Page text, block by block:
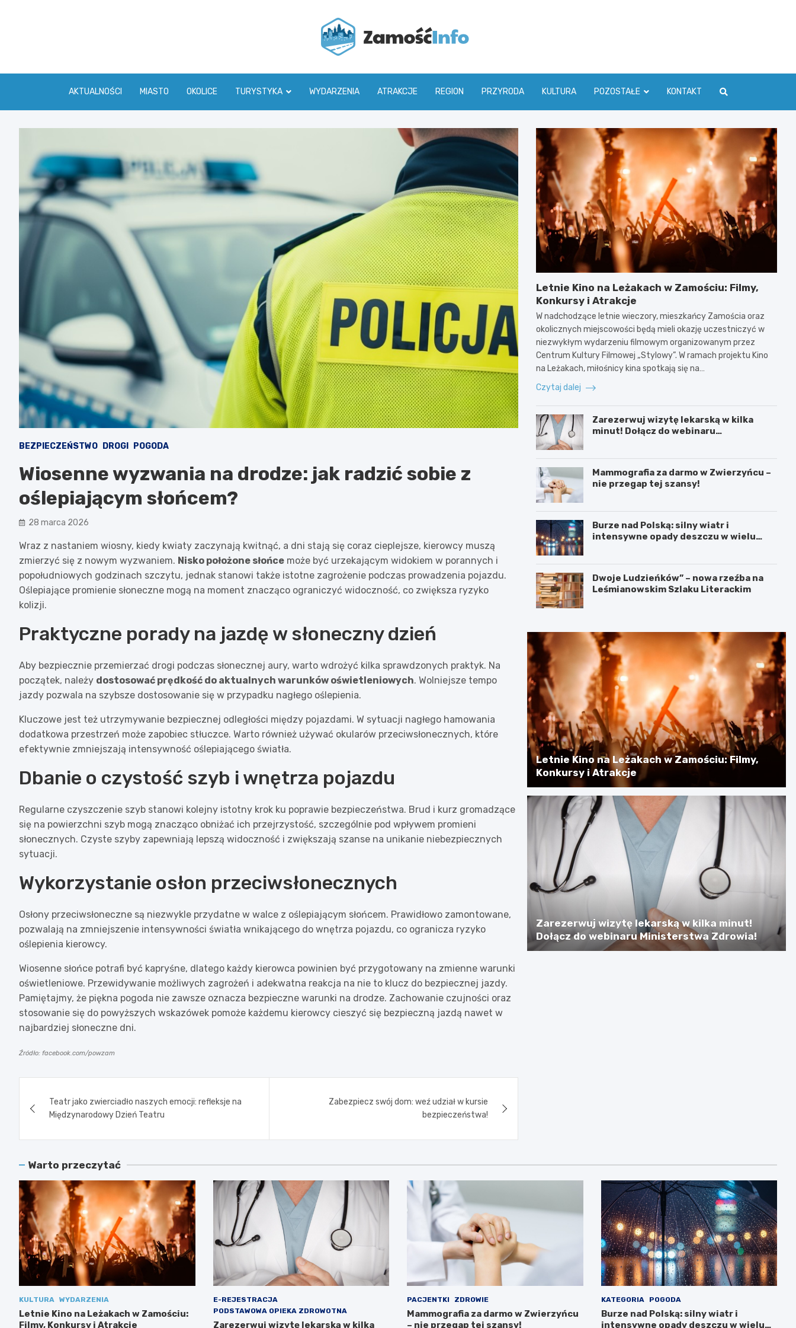
AKTUALNOŚCI MIASTO OKOLICE TURYSTYKA WYDARZENIA ATRAKCJE REGION PRZYRODA KULTURA POZOSTAŁE KONTAKT
BEZPIECZEŃSTWO DROGI POGODA
Wiosenne wyzwania na drodze: jak radzić sobie z
oślepiającym słońcem?
28 marca 2026
Wraz z nastaniem wiosny, kiedy kwiaty zaczynają kwitnąć, a dni stają się coraz cieplejsze, kierowcy muszą
zmierzyć się z nowym wyzwaniem. Nisko położone słońce może być urzekającym widokiem w porannych i
popołudniowych godzinach szczytu, jednak stanowi także istotne zagrożenie podczas prowadzenia pojazdu.
Oślepiające promienie słoneczne mogą na moment znacząco ograniczyć widoczność, co zwiększa ryzyko
kolizji.
Praktyczne porady na jazdę w słoneczny dzień
Aby bezpiecznie przemierzać drogi podczas słonecznej aury, warto wdrożyć kilka sprawdzonych praktyk. Na
początek, należy dostosować prędkość do aktualnych warunków oświetleniowych. Wolniejsze tempo
jazdy pozwala na szybsze dostosowanie się w przypadku nagłego oślepienia.
Kluczowe jest też utrzymywanie bezpiecznej odległości między pojazdami. W sytuacji nagłego hamowania
dodatkowa przestrzeń może zapobiec stłuczce. Warto również używać okularów przeciwsłonecznych, które
efektywnie zmniejszają intensywność oślepiającego światła.
Dbanie o czystość szyb i wnętrza pojazdu
Regularne czyszczenie szyb stanowi kolejny istotny krok ku poprawie bezpieczeństwa. Brud i kurz gromadzące
się na powierzchni szyb mogą znacząco obniżać ich przejrzystość, szczególnie pod wpływem promieni
słonecznych. Czyste szyby zapewniają lepszą widoczność i zwiększają szanse na unikanie niebezpiecznych
sytuacji.
Wykorzystanie osłon przeciwsłonecznych
Osłony przeciwsłoneczne są niezwykle przydatne w walce z oślepiającym słońcem. Prawidłowo zamontowane,
pozwalają na zmniejszenie intensywności światła wnikającego do wnętrza pojazdu, co ogranicza ryzyko
oślepienia kierowcy.
Wiosenne słońce potrafi być kapryśne, dlatego każdy kierowca powinien być przygotowany na zmienne warunki
oświetleniowe. Przewidywanie możliwych zagrożeń i adekwatna reakcja na nie to klucz do bezpiecznej jazdy.
Pamiętajmy, że piękna pogoda nie zawsze oznacza bezpieczne warunki na drodze. Zachowanie czujności oraz
stosowanie się do powyższych wskazówek pomoże każdemu kierowcy cieszyć się bezpieczną jazdą nawet w
najbardziej słoneczne dni.
Źródło: facebook.com/powzam
wpisu
Teatr jako zwierciadło naszych emocji: refleksje na
Międzynarodowy Dzień Teatru
Zabezpiecz swój dom: weź udział w kursie
bezpieczeństwa!
Letnie Kino na Leżakach w Zamościu: Filmy,
Konkursy i Atrakcje
W nadchodzące letnie wieczory, mieszkańcy Zamościa oraz
okolicznych miejscowości będą mieli okazję uczestniczyć w
niezwykłym wydarzeniu filmowym organizowanym przez
Centrum Kultury Filmowej „Stylowy”. W ramach projektu Kino
na Leżakach, miłośnicy kina spotkają się na…
Czytaj dalej
Zarezerwuj wizytę lekarską w kilka
minut! Dołącz do webinaru
Mammografia za darmo w Zwierzyńcu –
nie przegap tej szansy!
Burze nad Polską: silny wiatr i
intensywne opady deszczu w wielu
Dwoje Ludzieńków” – nowa rzeźba na
Leśmianowskim Szlaku Literackim
Letnie Kino na Leżakach w Zamościu: Filmy,
Konkursy i Atrakcje
Zarezerwuj wizytę lekarską w kilka minut!
Dołącz do webinaru Ministerstwa Zdrowia!
Warto przeczytać
KULTURA WYDARZENIA
Letnie Kino na Leżakach w Zamościu:
Filmy, Konkursy i Atrakcje
E-REJESTRACJA
PODSTAWOWA OPIEKA ZDROWOTNA
Zarezerwuj wizytę lekarską w kilka
PACJENTKI ZDROWIE
Mammografia za darmo w Zwierzyńcu
– nie przegap tej szansy!
KATEGORIA POGODA
Burze nad Polską: silny wiatr i
intensywne opady deszczu w wielu